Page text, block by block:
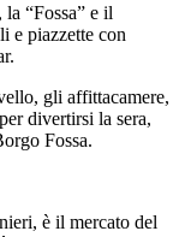
“Fossa” e il
e piazzette con
gli affittacamere,
divertirsi la sera,
Fossa.
è il mercato del